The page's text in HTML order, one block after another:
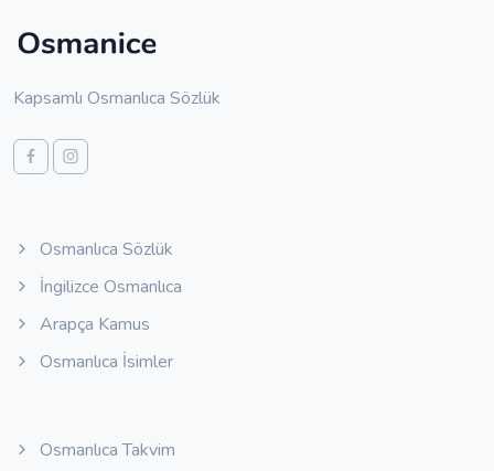
Kapsamlı Osmanlıca Sözlük
Osmanlıca Sözlük
İngilizce Osmanlıca
Arapça Kamus
Osmanlıca İsimler
Osmanlıca Takvim